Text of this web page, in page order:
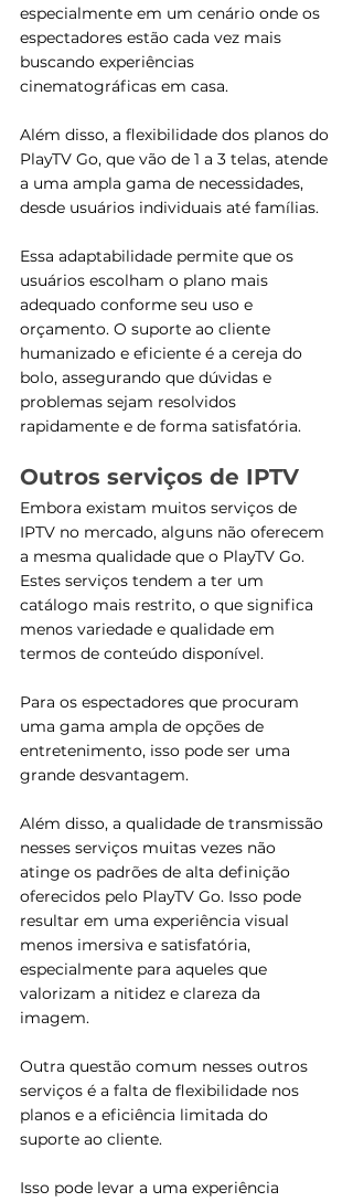
especialmente em um cenário onde os
espectadores estão cada vez mais
buscando experiências
cinematográficas em casa.
Além disso, a flexibilidade dos planos do
PlayTV Go, que vão de 1 a 3 telas, atende
a uma ampla gama de necessidades,
desde usuários individuais até famílias.
Essa adaptabilidade permite que os
usuários escolham o plano mais
adequado conforme seu uso e
orçamento. O suporte ao cliente
humanizado e eficiente é a cereja do
bolo, assegurando que dúvidas e
problemas sejam resolvidos
rapidamente e de forma satisfatória.
Outros serviços de IPTV
Embora existam muitos serviços de
IPTV no mercado, alguns não oferecem
a mesma qualidade que o PlayTV Go.
Estes serviços tendem a ter um
catálogo mais restrito, o que significa
menos variedade e qualidade em
termos de conteúdo disponível.
Para os espectadores que procuram
uma gama ampla de opções de
entretenimento, isso pode ser uma
grande desvantagem.
Além disso, a qualidade de transmissão
nesses serviços muitas vezes não
atinge os padrões de alta definição
oferecidos pelo PlayTV Go. Isso pode
resultar em uma experiência visual
menos imersiva e satisfatória,
especialmente para aqueles que
valorizam a nitidez e clareza da
imagem.
Outra questão comum nesses outros
serviços é a falta de flexibilidade nos
planos e a eficiência limitada do
suporte ao cliente.
Isso pode levar a uma experiência